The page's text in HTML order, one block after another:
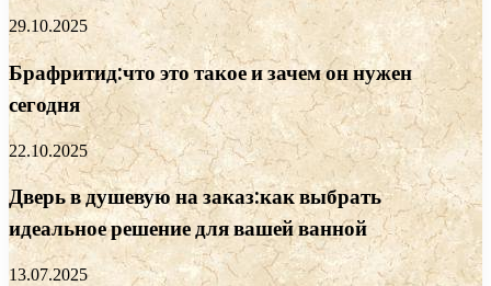
29.10.2025
Брафритид:что это такое и зачем он нужен
сегодня
22.10.2025
Дверь в душевую на заказ:как выбрать
идеальное решение для вашей ванной
13.07.2025